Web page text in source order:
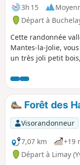
3h 15
Départ à
Cette randonnée
Mantes-la-Jolie,
un très joli petit
Jouy-Mauvoisin.
Forêt des
Visorandonneur
7,07 km
+19
Départ à Limay